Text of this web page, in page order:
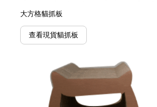
大方格貓抓板
查看現貨貓抓板